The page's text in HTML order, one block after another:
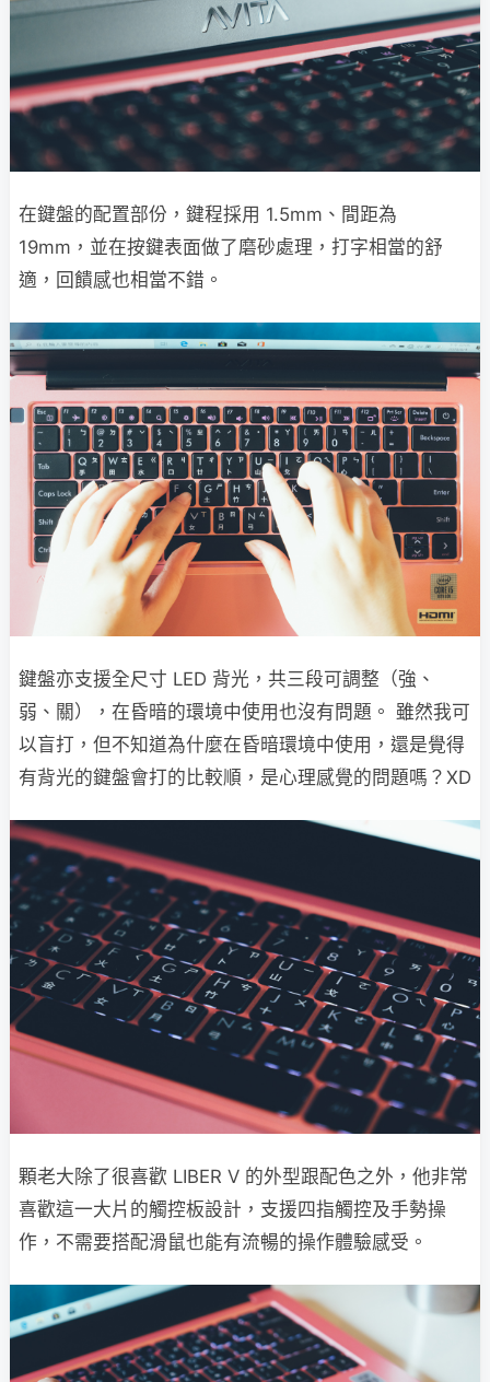
在鍵盤的配置部份，鍵程採用 1.5mm、間距為
19mm，並在按鍵表面做了磨砂處理，打字相當的舒
適，回饋感也相當不錯。
鍵盤亦支援全尺寸 LED 背光，共三段可調整（強、
弱、關），在昏暗的環境中使用也沒有問題。 雖然我可
以盲打，但不知道為什麼在昏暗環境中使用，還是覺得
有背光的鍵盤會打的比較順，是心理感覺的問題嗎？XD
顆老大除了很喜歡 LIBER V 的外型跟配色之外，他非常
喜歡這一大片的觸控板設計，支援四指觸控及手勢操
作，不需要搭配滑鼠也能有流暢的操作體驗感受。